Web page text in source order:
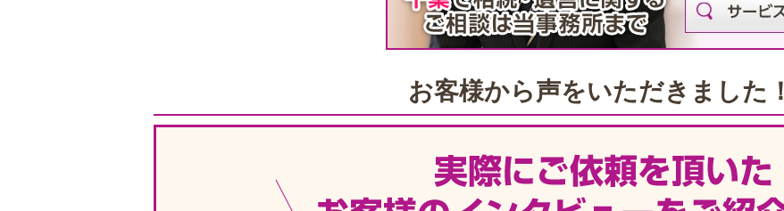
お客様から声をいただきました！